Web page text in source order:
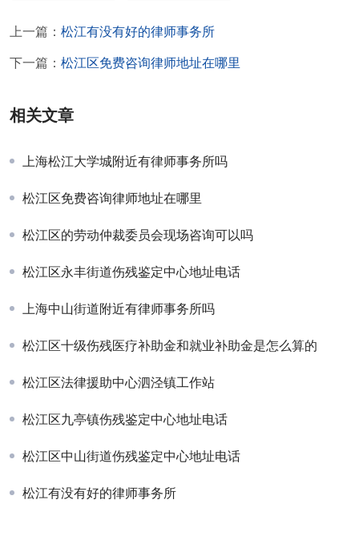
上一篇： 松江有没有好的律师事务所
下一篇： 松江区免费咨询律师地址在哪里
相关文章
上海松江大学城附近有律师事务所吗
松江区免费咨询律师地址在哪里
松江区的劳动仲裁委员会现场咨询可以吗
松江区永丰街道伤残鉴定中心地址电话
上海中山街道附近有律师事务所吗
松江区十级伤残医疗补助金和就业补助金是怎么算的
松江区法律援助中心泗泾镇工作站
松江区九亭镇伤残鉴定中心地址电话
松江区中山街道伤残鉴定中心地址电话
松江有没有好的律师事务所